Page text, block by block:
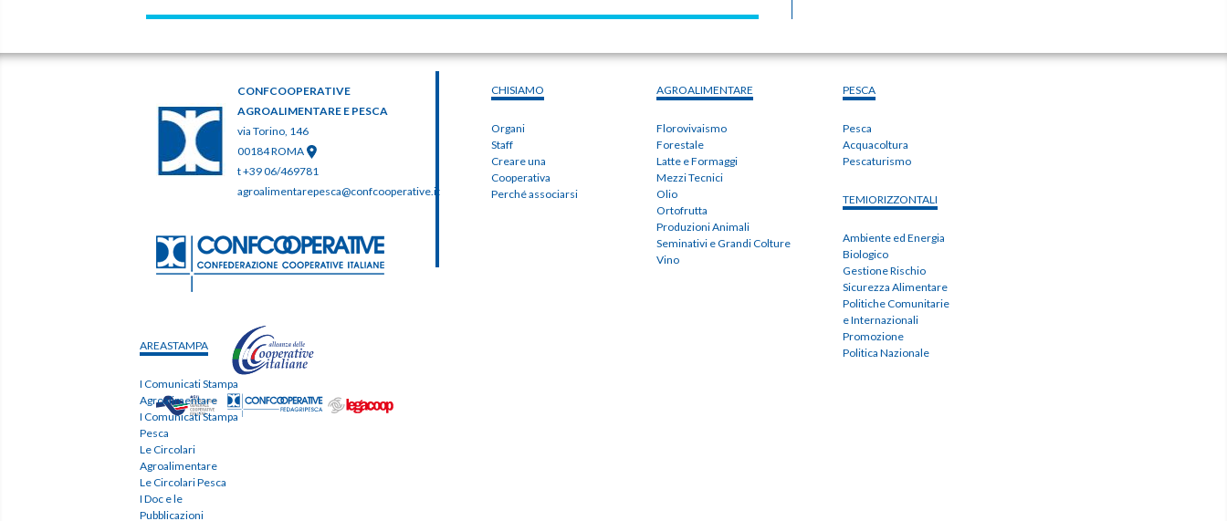
CONFCOOPERATIVE
AGROALIMENTARE E PESCA
via Torino, 146
00184 ROMA
t +39 06/469781
agroalimentarepesca@confcooperative.it
CHISIAMO
Organi
Staff
Creare una
Cooperativa
Perché associarsi
AGROALIMENTARE
Florovivaismo
Forestale
Latte e Formaggi
Mezzi Tecnici
Olio
Ortofrutta
Produzioni Animali
Seminativi e Grandi Colture
Vino
PESCA
Pesca
Acquacoltura
Pescaturismo
TEMIORIZZONTALI
Ambiente ed Energia
Biologico
Gestione Rischio
Sicurezza Alimentare
Politiche Comunitarie
e Internazionali
Promozione
Politica Nazionale
AREASTAMPA
I Comunicati Stampa
Agroalimentare
I Comunicati Stampa
Pesca
Le Circolari
Agroalimentare
Le Circolari Pesca
I Doc e le
Pubblicazioni